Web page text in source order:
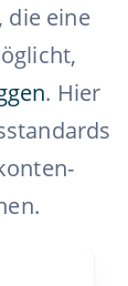
die eine
. Hier